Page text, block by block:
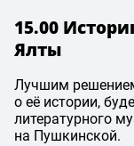
15.00
Ялты
Лучшим
о её истории,
литературного
на Пушкинской.